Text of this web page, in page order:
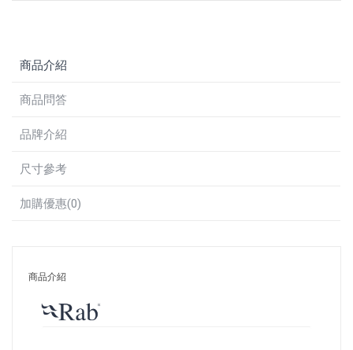
商品介紹
商品問答
品牌介紹
尺寸參考
加購優惠(0)
商品介紹